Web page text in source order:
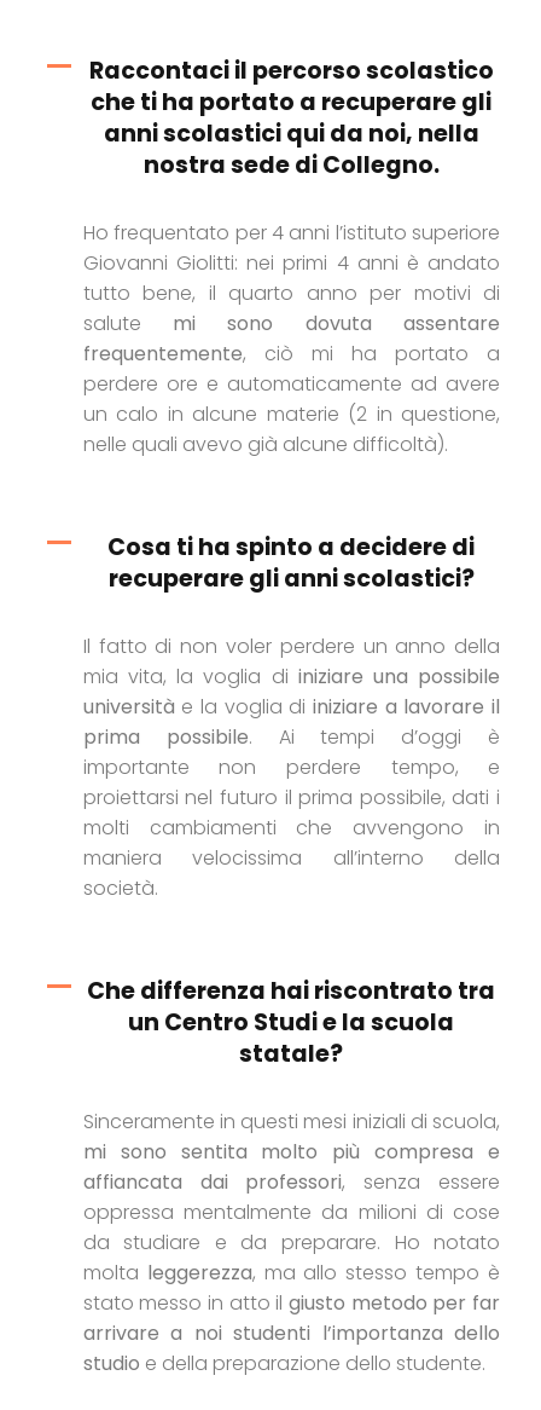
Raccontaci il percorso scolastico
che ti ha portato a recuperare gli
anni scolastici qui da noi, nella
nostra sede di Collegno.
Ho frequentato per 4 anni l’istituto superiore
Giovanni Giolitti: nei primi 4 anni è andato
tutto bene, il quarto anno per motivi di
salute mi sono dovuta assentare
frequentemente, ciò mi ha portato a
perdere ore e automaticamente ad avere
un calo in alcune materie (2 in questione,
nelle quali avevo già alcune difficoltà).
Cosa ti ha spinto a decidere di
recuperare gli anni scolastici?
Il fatto di non voler perdere un anno della
mia vita, la voglia di iniziare una possibile
università e la voglia diiniziare a lavorare il
prima possibile. Ai tempi d’oggi è
importante non perdere tempo, e
proiettarsi nel futuro il prima possibile, dati i
molti cambiamenti che avvengono in
maniera velocissima all’interno della
società.
Che differenza hai riscontrato tra
un Centro Studi e la scuola
statale?
Sinceramente in questi mesi iniziali di scuola,
mi sono sentita molto più compresa e
affiancata dai professori, senza essere
oppressa mentalmente da milioni di cose
da studiare e da preparare. Ho notato
molta leggerezza, ma allo stesso tempo è
stato messo in atto ilgiusto metodo per far
arrivare a noi studenti l’importanza dello
studio e della preparazione dello studente.